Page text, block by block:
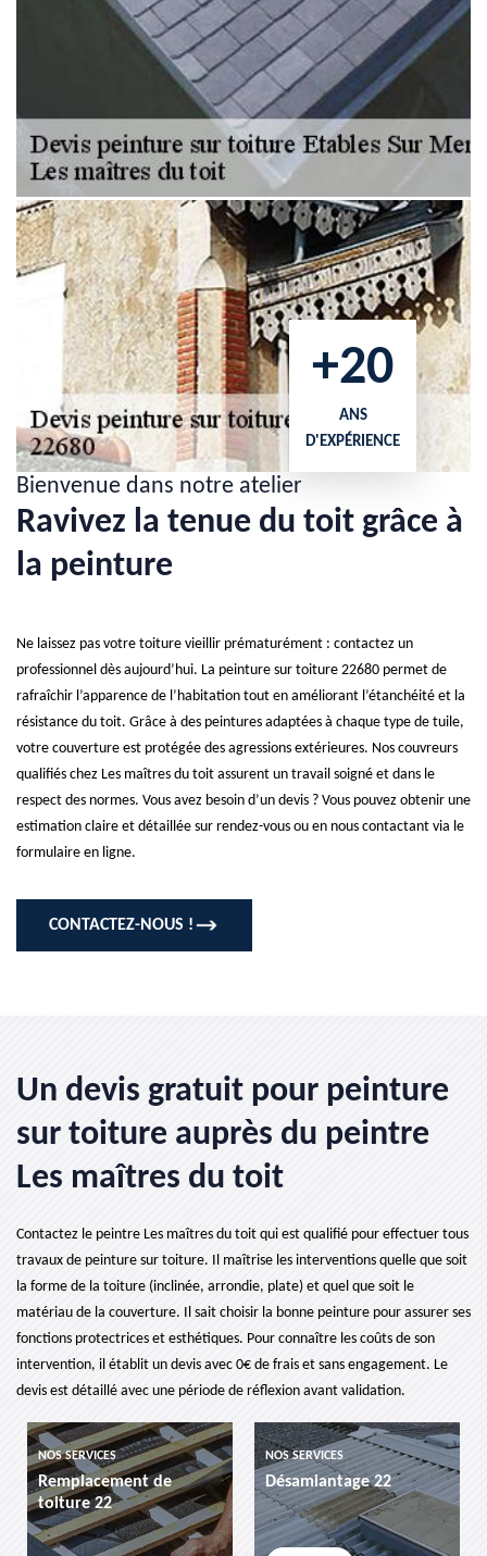
+20
ANS
D'EXPÉRIENCE
Bienvenue dans notre atelier
Ravivez la tenue du toit grâce à
la peinture
Ne laissez pas votre toiture vieillir prématurément : contactez un
professionnel dès aujourd’hui. La peinture sur toiture 22680 permet de
rafraîchir l’apparence de l’habitation tout en améliorant l’étanchéité et la
résistance du toit. Grâce à des peintures adaptées à chaque type de tuile,
votre couverture est protégée des agressions extérieures. Nos couvreurs
qualifiés chez Les maîtres du toit assurent un travail soigné et dans le
respect des normes. Vous avez besoin d’un devis ? Vous pouvez obtenir une
estimation claire et détaillée sur rendez-vous ou en nous contactant via le
formulaire en ligne.
CONTACTEZ-NOUS !
Un devis gratuit pour peinture
sur toiture auprès du peintre
Les maîtres du toit
Contactez le peintre Les maîtres du toit qui est qualifié pour effectuer tous
travaux de peinture sur toiture. Il maîtrise les interventions quelle que soit
la forme de la toiture (inclinée, arrondie, plate) et quel que soit le
matériau de la couverture. Il sait choisir la bonne peinture pour assurer ses
fonctions protectrices et esthétiques. Pour connaître les coûts de son
intervention, il établit un devis avec 0€ de frais et sans engagement. Le
devis est détaillé avec une période de réflexion avant validation.
de
NOS SERVICES
Désamiantage 22
NOS SERVICES
etancheite de